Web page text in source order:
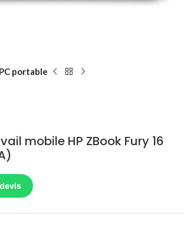
PC portable
mobile HP ZBook Fury 16